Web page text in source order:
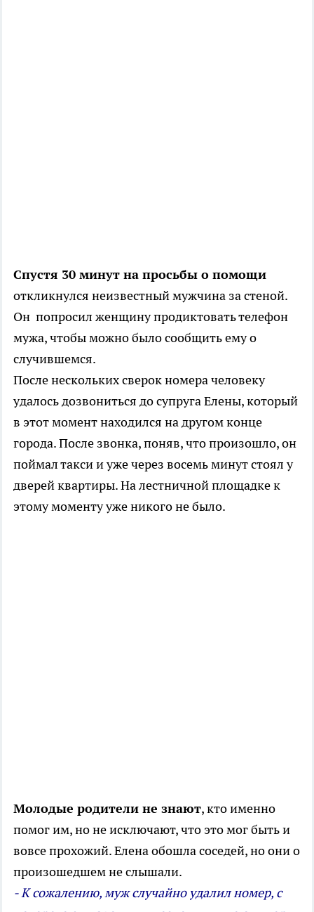
Спустя 30 минут на просьбы о помощи
откликнулся неизвестный мужчина за стеной.
Он попросил женщину продиктовать телефон
мужа, чтобы можно было сообщить ему о
случившемся.
После нескольких сверок номера человеку
удалось дозвониться до супруга Елены, который
в этот момент находился на другом конце
города. После звонка, поняв, что произошло, он
поймал такси и уже через восемь минут стоял у
дверей квартиры. На лестничной площадке к
этому моменту уже никого не было.
Молодые родители не знают, кто именно
помог им, но не исключают, что это мог быть и
вовсе прохожий. Елена обошла соседей, но они о
произошедшем не слышали.
- К сожалению, муж случайно удалил номер, с